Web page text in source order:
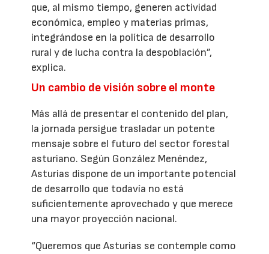
que, al mismo tiempo, generen actividad
económica, empleo y materias primas,
integrándose en la política de desarrollo
rural y de lucha contra la despoblación”,
explica.
Un cambio de visión sobre el monte
Más allá de presentar el contenido del plan,
la jornada persigue trasladar un potente
mensaje sobre el futuro del sector forestal
asturiano. Según González Menéndez,
Asturias dispone de un importante potencial
de desarrollo que todavía no está
suficientemente aprovechado y que merece
una mayor proyección nacional.
“Queremos que Asturias se contemple como